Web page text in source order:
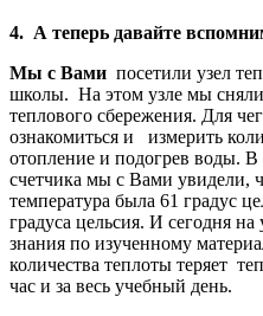
4. А теперь давайте
Мы с Вами посетили узел
школы. На этом узле мы
теплового сбережения. Для
ознакомиться и измерить
отопление и подогрев воды. В
счетчика мы с Вами увидели,
температура была 61 градус
градуса цельсия. И сегодня
знания по изученному
количества теплоты теряет
час и за весь учебный день.